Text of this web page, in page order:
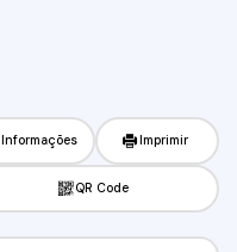
Informações Imprimir
QR Code